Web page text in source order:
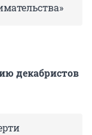
декабристов